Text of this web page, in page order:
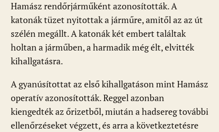
Hamász rendőrjárműként azonosították. A
katonák tüzet nyitottak a járműre, amitől az az út
szélén megállt. A katonák két embert találtak
holtan a járműben, a harmadik még élt, elvitték
kihallgatásra.
A gyanúsítottat az első kihallgatáson mint Hamász
operatív azonosították. Reggel azonban
kiengedték az őrizetből, miután a hadsereg további
ellenőrzéseket végzett, és arra a következtetésre